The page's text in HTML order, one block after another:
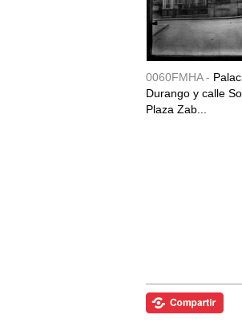
0060FMHA -
Durango y calle
Plaza Zab...